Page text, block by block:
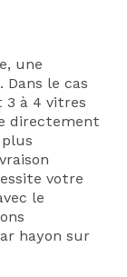
une
Dans le cas
3 à 4 vitres
directement
votre
le
hayon sur